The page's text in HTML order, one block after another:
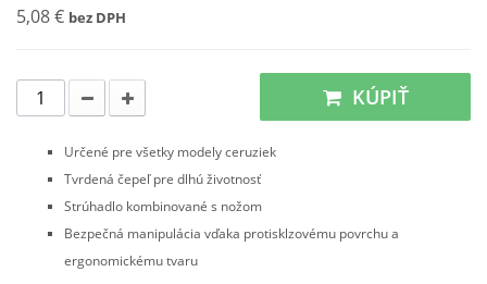
5,08 € bez DPH
KÚPIŤ
Určené pre všetky modely ceruziek
Tvrdená čepeľ pre dlhú životnosť
Strúhadlo kombinované s nožom
Bezpečná manipulácia vďaka protisklzovému povrchu a
ergonomickému tvaru